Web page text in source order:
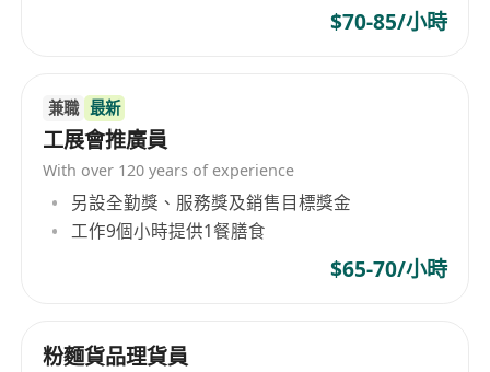
$70-85/小時
兼職 最新
工展會推廣員
With over 120 years of experience
另設全勤獎、服務獎及銷售目標獎金
工作9個小時提供1餐膳食
$65-70/小時
粉麵貨品理貨員